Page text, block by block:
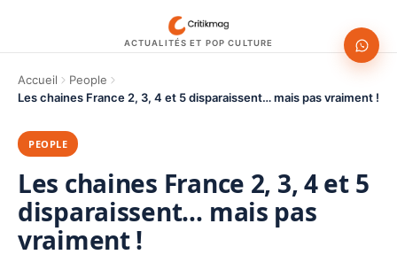
ACTUALITÉS ET POP CULTURE
Accueil
People
Les chaines France 2, 3, 4 et 5 disparaissent… mais pas vraiment !
PEOPLE
Les chaines France 2, 3, 4 et 5
disparaissent… mais pas
vraiment !